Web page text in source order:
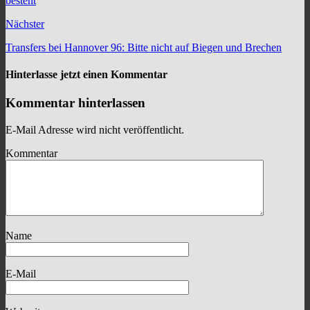
Nächster
Transfers bei Hannover 96: Bitte nicht auf Biegen und Brechen
Hinterlasse jetzt einen Kommentar
Kommentar hinterlassen
E-Mail Adresse wird nicht veröffentlicht.
Kommentar
Name
E-Mail